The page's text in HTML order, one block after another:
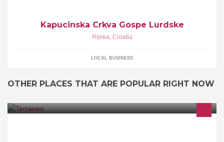
Kapucinska Crkva Gospe Lurdske
Rijeka, Croatia
LOCAL BUSINESS
OTHER PLACES THAT ARE POPULAR RIGHT NOW